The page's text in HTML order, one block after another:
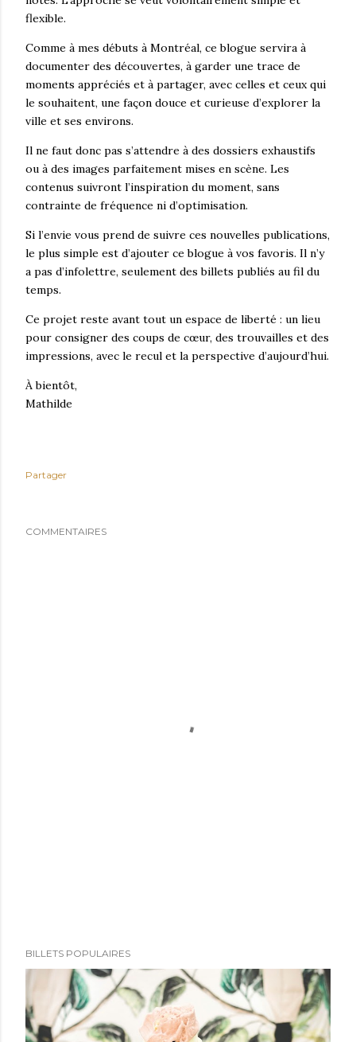
flexible.
Comme à mes débuts à Montréal, ce blogue servira à
documenter des découvertes, à garder une trace de
moments appréciés et à partager, avec celles et ceux qui
le souhaitent, une façon douce et curieuse d’explorer la
ville et ses environs.
Il ne faut donc pas s’attendre à des dossiers exhaustifs
ou à des images parfaitement mises en scène. Les
contenus suivront l’inspiration du moment, sans
contrainte de fréquence ni d’optimisation.
Si l’envie vous prend de suivre ces nouvelles publications,
le plus simple est d’ajouter ce blogue à vos favoris. Il n’y
a pas d’infolettre, seulement des billets publiés au fil du
temps.
Ce projet reste avant tout un espace de liberté : un lieu
pour consigner des coups de cœur, des trouvailles et des
impressions, avec le recul et la perspective d’aujourd’hui.
À bientôt,
Mathilde
Partager
COMMENTAIRES
BILLETS POPULAIRES